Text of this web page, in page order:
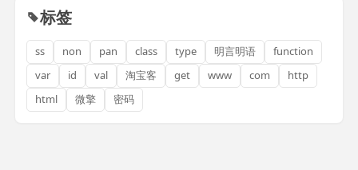
标签
ss non pan class type 明言明语
function
var
id val 淘宝客 get www com
http
html
微擎 密码